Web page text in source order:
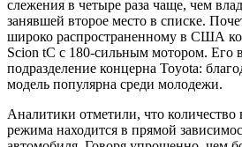
слежения в четыре раза чаще, чем
занявшей второе место в списке.
широко распространенному в США
Scion tC с 180-сильным мотором. Его
подразделение концерна Toyota:
модель популярна среди молодежи.
Аналитики отметили, что
режима находится в прямой